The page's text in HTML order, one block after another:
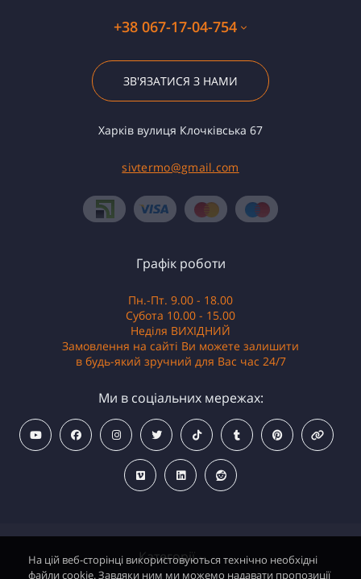
+38 067-17-04-754
ЗВ'ЯЗАТИСЯ З НАМИ
Харків вулиця Клочківська 67
sivtermo@gmail.com
Категорії
Графік роботи
Пн.-Пт. 9.00 - 18.00
Субота 10.00 - 15.00
Неділя ВИХІДНИЙ
Замовлення на сайті Ви можете залишити
в будь-який зручний для Вас час 24/7
Ми в соціальних мережах:
На цій веб-сторінці використовуються технічно необхідні
файли cookie. Завдяки ним ми можемо надавати пропозиції